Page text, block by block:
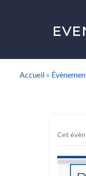
Accueil »
Cet